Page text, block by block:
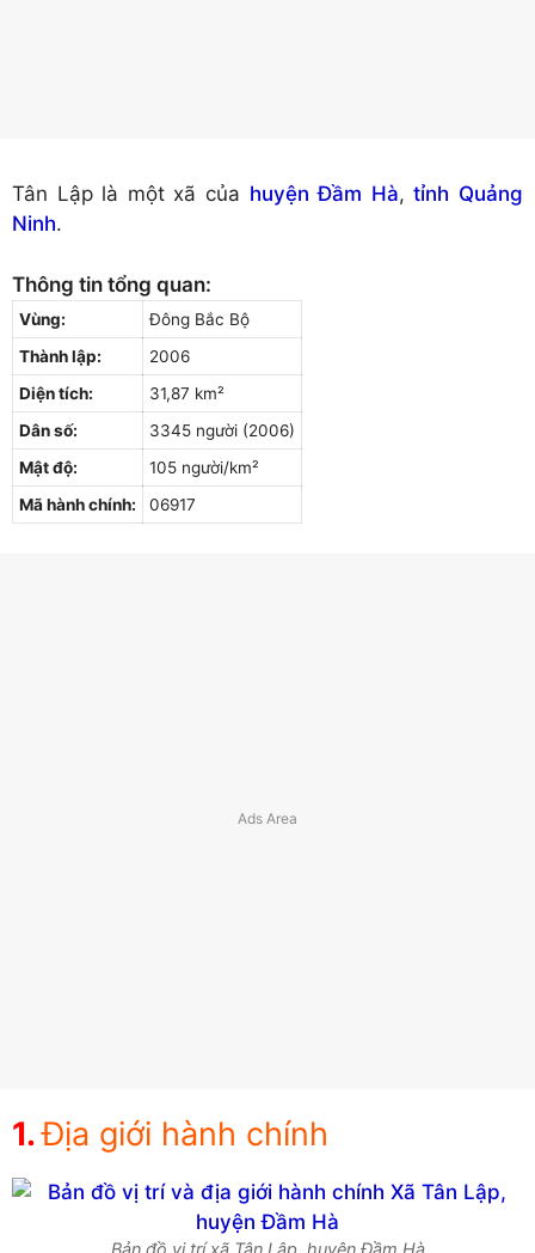
Tân Lập là một xã của huyện Đầm Hà,tỉnh Quảng
Ninh.
Thông tin tổng quan:
Vùng:
Đông Bắc Bộ
Thành lập:
2006
Diện tích:
31,87 km²
Dân số:
3345 người (2006)
Mật độ:
105 người/km²
Mã hành chính:
06917
Địa giới hành chính